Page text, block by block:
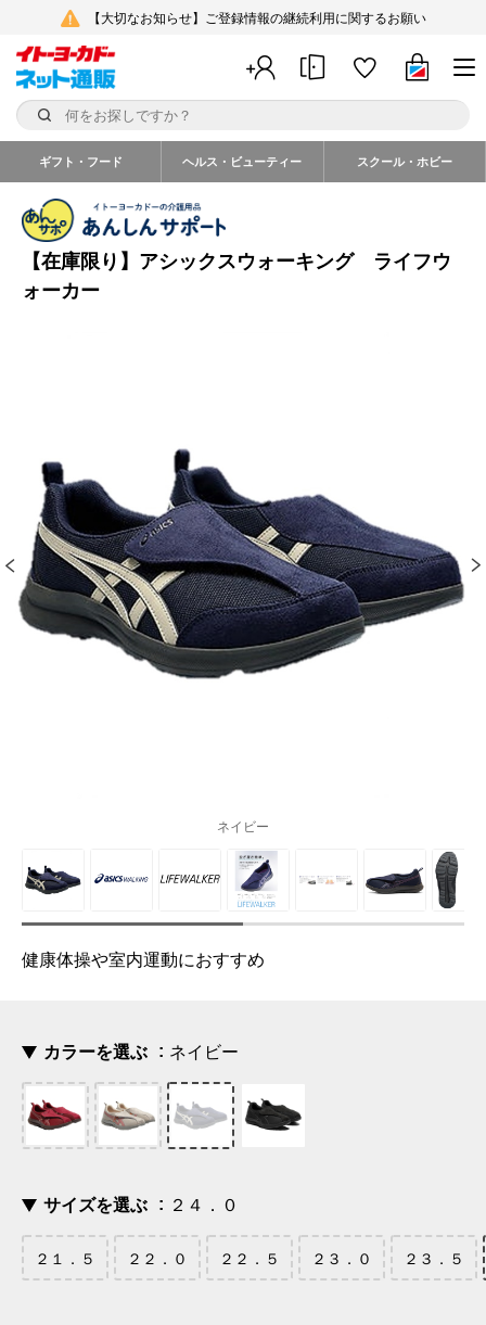
【大切なお知らせ】ご登録情報の継続利用に関するお願い
ギフト・フード ヘルス・ビューティー スクール・ホビー
【在庫限り】アシックスウォーキング ライフウ
ォーカー
ネイビー
健康体操や室内運動におすすめ
カラーを選ぶ ネイビー
サイズを選ぶ ２４．０
２１．５ ２２．０ ２２．５ ２３．０ ２３．５